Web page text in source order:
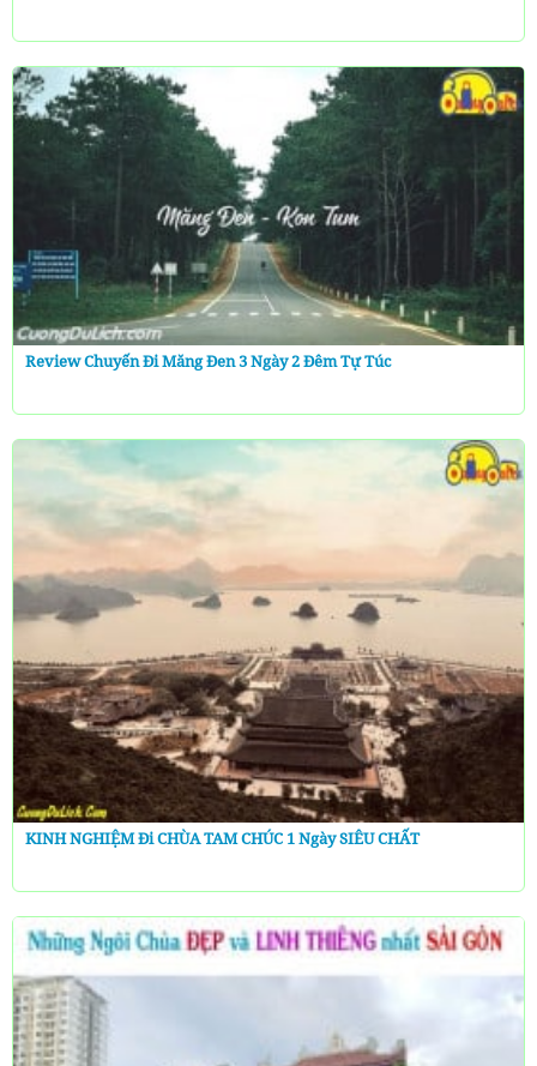
Review Chuyến Đi Măng Đen 3 Ngày 2 Đêm Tự Túc
KINH NGHIỆM Đi CHÙA TAM CHÚC 1 Ngày SIÊU CHẤT